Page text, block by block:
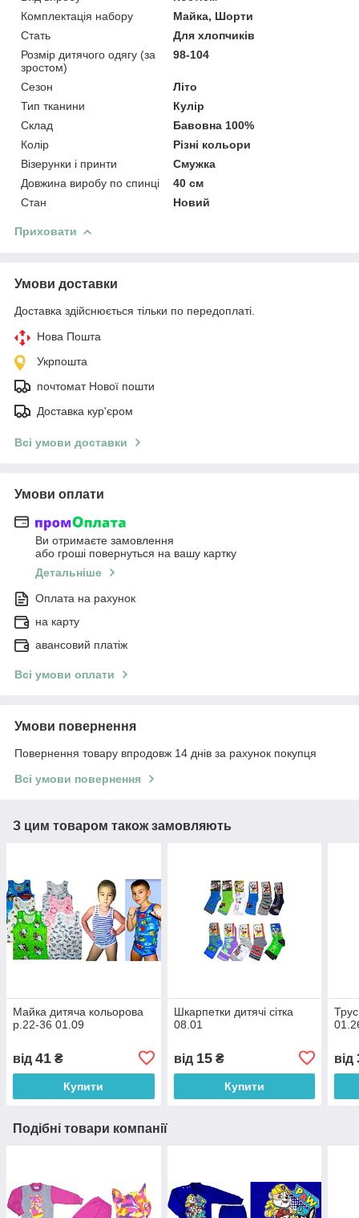
Комплектація набору
Майка, Шорти
Стать
Для хлопчиків
Розмір дитячого одягу (за
зростом)
98-104
Сезон
Літо
Тип тканини
Кулір
Склад
Бавовна 100%
Колір
Різні кольори
Візерунки і принти
Смужка
Довжина виробу по спинці
40 см
Стан
Новий
Приховати
Умови доставки
Доставка здійснюється тільки по передоплаті.
Нова Пошта
Укрпошта
почтомат Нової пошти
Доставка кур'єром
Всі умови доставки
Умови оплати
Ви отримаєте замовлення
або гроші повернуться на вашу картку
Детальніше
Оплата на рахунок
на карту
авансовий платіж
Всі умови оплати
Умови повернення
Повернення товару впродовж 14 днів за рахунок покупця
Всі умови повернення
З цим товаром також замовляють
Майка дитяча кольорова
р.22-36 01.09
від 41 ₴
Купити
Шкарпетки дитячі сітка
08.01
від 15₴
Купити
від
Подібні товари компанії